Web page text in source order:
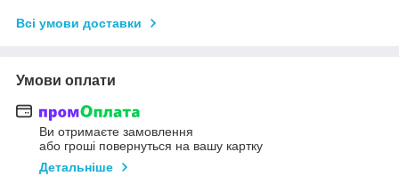
Всі умови доставки
Умови оплати
Ви отримаєте замовлення
або гроші повернуться на вашу картку
Детальніше